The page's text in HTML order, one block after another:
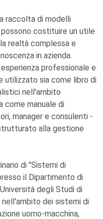
raccolta di modelli
costituire un utile
realtà complessa e
in azienda.
professionale e
utilizzato sia come libro di
nell'ambito
come manuale di
manager e consulenti -
alla gestione
di "Sistemi di
il Dipartimento di
degli Studi di
dei sistemi di
uomo-macchina,